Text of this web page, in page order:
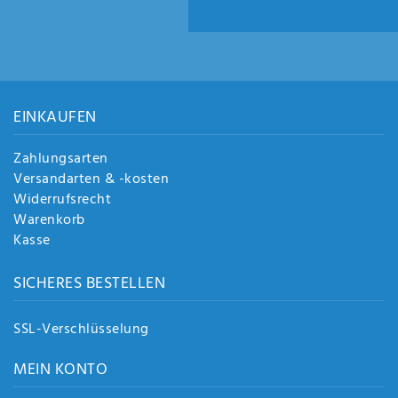
EINKAUFEN
Zahlungsarten
Versandarten & -kosten
Widerrufsrecht
Warenkorb
Kasse
SICHERES BESTELLEN
SSL-Verschlüsselung
MEIN KONTO